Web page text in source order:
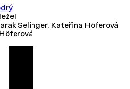
Selinger, Kateřina Höferová